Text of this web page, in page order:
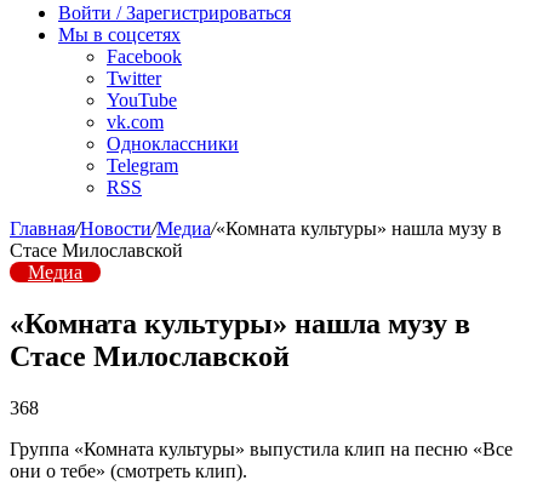
радио
Войти / Зарегистрироваться
Мы в соцсетях
Facebook
Twitter
YouTube
vk.com
Одноклассники
Telegram
RSS
Главная/Новости/Медиа/«Комната культуры» нашла музу в
Стасе Милославской
Медиа
«Комната культуры» нашла музу в
Стасе Милославской
368
Группа «Комната культуры» выпустила клип на песню «Все
они о тебе» (смотреть клип).